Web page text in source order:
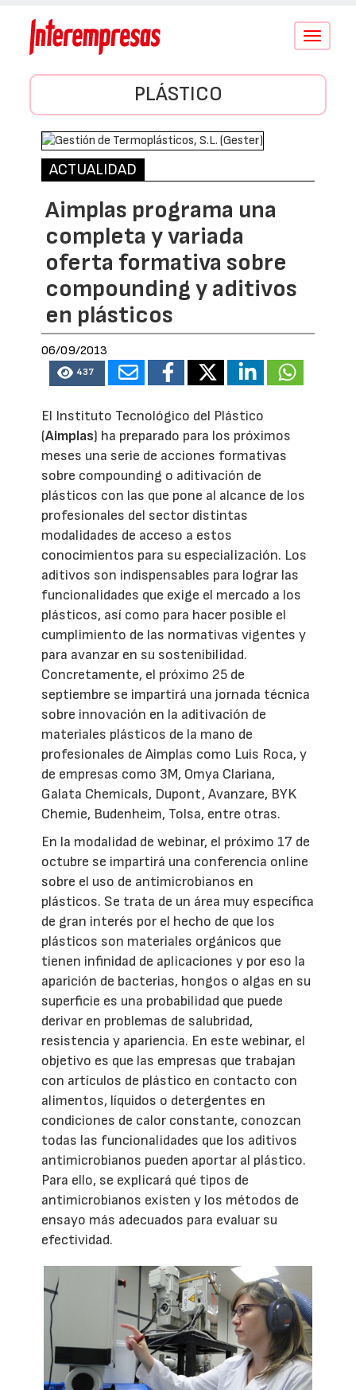
Conmutar
PLÁSTICO
ACTUALIDAD
Aimplas programa una
completa y variada
oferta formativa sobre
compounding y aditivos
en plásticos
06/09/2013
437
El Instituto Tecnológico del Plástico
(Aimplas) ha preparado para los próximos
meses una serie de acciones formativas
sobre compounding o aditivación de
plásticos con las que pone al alcance de los
profesionales del sector distintas
modalidades de acceso a estos
conocimientos para su especialización. Los
aditivos son indispensables para lograr las
funcionalidades que exige el mercado a los
plásticos, así como para hacer posible el
cumplimiento de las normativas vigentes y
para avanzar en su sostenibilidad.
Concretamente, el próximo 25 de
septiembre se impartirá una jornada técnica
sobre innovación en la aditivación de
materiales plásticos de la mano de
profesionales de Aimplas como Luis Roca, y
de empresas como 3M, Omya Clariana,
Galata Chemicals, Dupont, Avanzare, BYK
Chemie, Budenheim, Tolsa, entre otras.
En la modalidad de webinar, el próximo 17 de
octubre se impartirá una conferencia online
sobre el uso de antimicrobianos en
plásticos. Se trata de un área muy específica
de gran interés por el hecho de que los
plásticos son materiales orgánicos que
tienen infinidad de aplicaciones y por eso la
aparición de bacterias, hongos o algas en su
superficie es una probabilidad que puede
derivar en problemas de salubridad,
resistencia y apariencia. En este webinar, el
objetivo es que las empresas que trabajan
con artículos de plástico en contacto con
alimentos, líquidos o detergentes en
condiciones de calor constante, conozcan
todas las funcionalidades que los aditivos
antimicrobianos pueden aportar al plástico.
Para ello, se explicará qué tipos de
antimicrobianos existen y los métodos de
ensayo más adecuados para evaluar su
efectividad.